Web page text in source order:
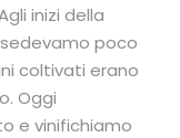
inizi della
poco
coltivati erano
Oggi
e vinifichiamo